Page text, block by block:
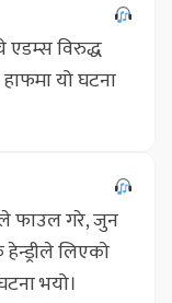
एडम्स विरुद्ध
यो घटना
फाउल गरे, जुन
लिएको
भयो।